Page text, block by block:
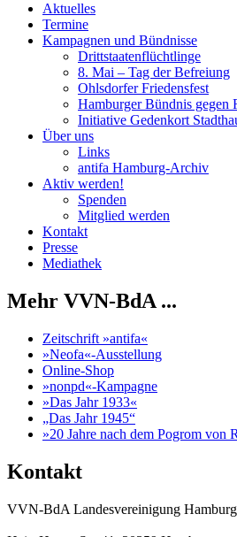
Aktuelles
Termine
Kampagnen und Bündnisse
Drittstaatenflüchtlinge
8. Mai – Tag der Befreiung
Ohlsdorfer Friedensfest
Hamburger Bündnis gegen
Initiative Gedenkort
Über uns
Links
antifa Hamburg-Archiv
Aktiv werden!
Spenden
Mitglied werden
Kontakt
Presse
Mediathek
Mehr VVN-BdA ...
Zeitschrift »antifa«
»Neofa«-Ausstellung
Online-Shop
»nonpd«-Kampagne
»Das Jahr 1933«
„Das Jahr 1945“
»20 Jahre nach dem Pogrom von
Kontakt
VVN-BdA Landesvereinigung Hamburg